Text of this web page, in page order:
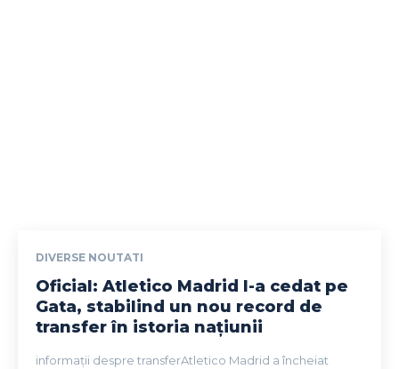
DIVERSE NOUTATI
Oficial: Atletico Madrid l-a cedat pe
Gata, stabilind un nou record de
transfer în istoria națiunii
informații despre transferAtletico Madrid a încheiat